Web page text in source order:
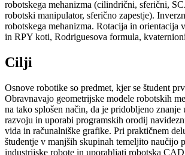
robotskega mehanizma (cilindrični, sferični,
robotski manipulator, sferično zapestje).
robotskega mehanizma. Rotacija in orientacija
in RPY koti, Rodriguesova formula,
Cilji
Osnove robotike so predmet, kjer se študent
Obravnavajo geometrijske modele robotskih
na tako splošen način, da je pridobljeno znanje
razvoju in uporabi programskih orodij
vida in računalniške grafike. Pri praktičnem
študentje v manjših skupinah temeljito naučijo
industrijske robote in uporabljati robotska